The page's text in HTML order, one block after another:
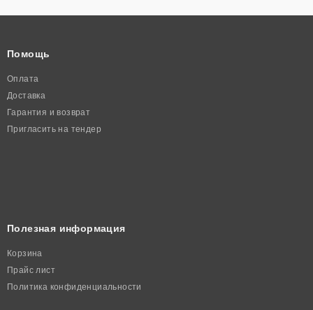
Помощь
Оплата
Доставка
Гарантия и возврат
Пригласить на тендер
Полезная информация
Корзина
Прайс лист
Политика конфиденциальности